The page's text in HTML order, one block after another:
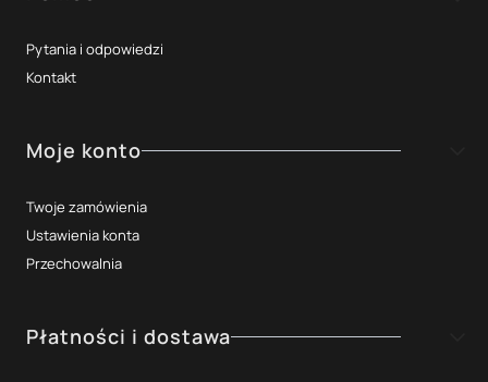
Pytania i odpowiedzi
Kontakt
Moje konto
Twoje zamówienia
Ustawienia konta
Przechowalnia
Płatności i dostawa